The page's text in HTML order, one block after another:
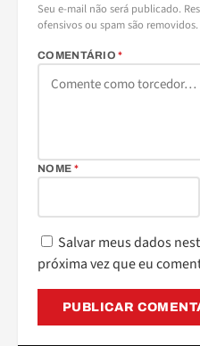
Seu e-mail não será publicado.
ofensivos ou spam são removidos.
COMENTÁRIO*
NOME *
Salvar meus dados
próxima vez que eu